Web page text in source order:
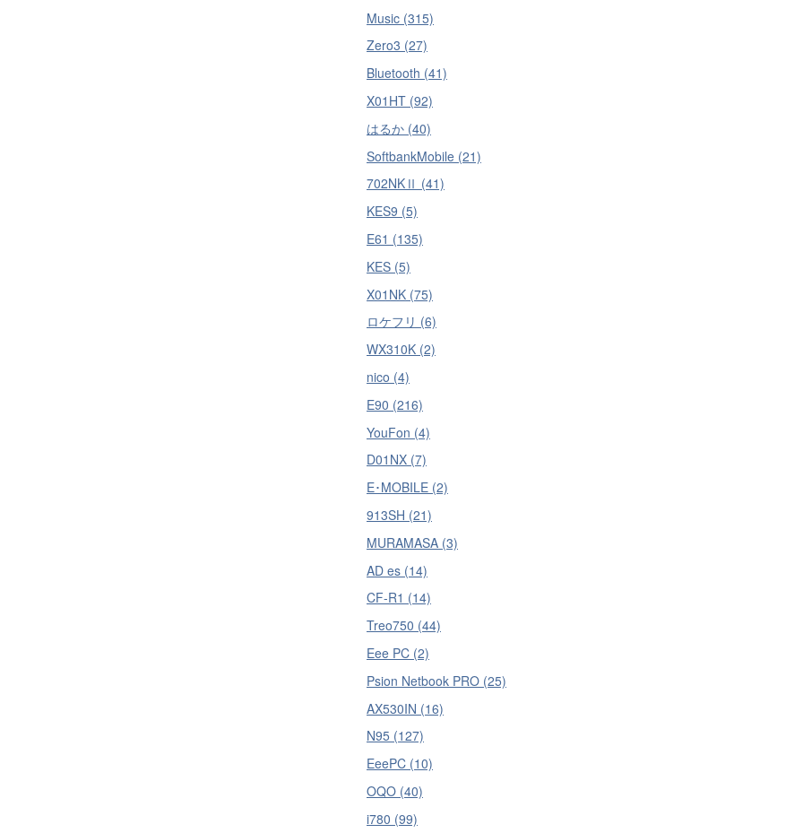
Music (315)
Zero3 (27)
Bluetooth (41)
X01HT (92)
はるか (40)
SoftbankMobile (21)
702NKⅡ (41)
KES9 (5)
E61 (135)
KES (5)
X01NK (75)
ロケフリ (6)
WX310K (2)
nico (4)
E90 (216)
YouFon (4)
D01NX (7)
E･MOBILE (2)
913SH (21)
MURAMASA (3)
AD es (14)
CF-R1 (14)
Treo750 (44)
Eee PC (2)
Psion Netbook PRO (25)
AX530IN (16)
N95 (127)
EeePC (10)
OQO (40)
i780 (99)